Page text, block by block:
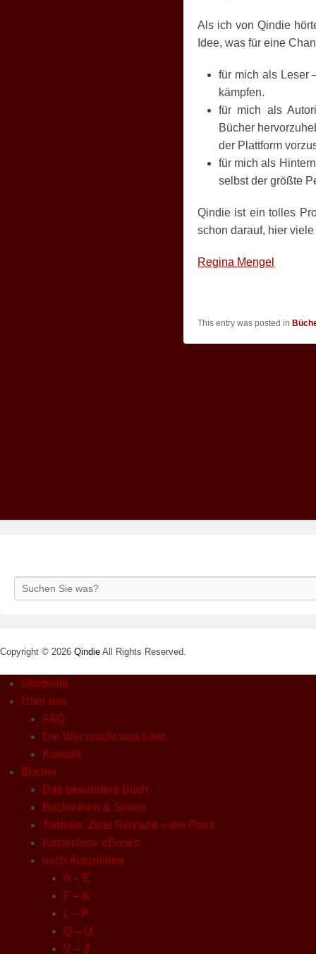
Als ich von Qindie
Idee, was für eine
für mich als Leser
kämpfen.
für mich als
Bücher
der Plattform
für mich als
selbst der größte
Qindie ist ein tolles
schon darauf, hier
Regina Mengel
This entry was posted in
Search
Copyright © 2026 Qindie All Rights Reserved.
Startseite
Über uns
FAQ
Die Wer macht was Liste
Kontakt
Bücher
Das besondere Buch
Buchreihen & Serien
Twindie: Zwei Romane – ein Preis
Kostenlose eBooks
nach AutorInnen
A – E
F – K
L – P
Q – U
V – Z